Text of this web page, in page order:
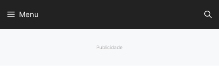
Menu
Publicidade